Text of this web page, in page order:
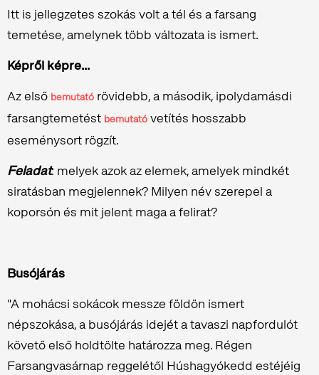
Itt is jellegzetes szokás volt a tél és a farsang
temetése, amelynek több változata is ismert.
Képről képre...
Az első bemutató rövidebb, a második, ipolydamásdi
farsangtemetést bemutató vetítés hosszabb
eseménysort rögzít.
Feladat: melyek azok az elemek, amelyek mindkét
siratásban megjelennek? Milyen név szerepel a
koporsón és mit jelent maga a felirat?
Busójárás
"A mohácsi sokácok messze földön ismert
népszokása, a busójárás idejét a tavaszi napfordulót
követő első holdtölte határozza meg. Régen
Farsangvasárnap reggelétől Húshagyókedd estéjéig